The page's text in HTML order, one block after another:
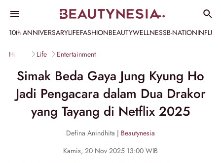
10th ANNIVERSARYLIFEFASHIONBEAUTYWELLNESSB-NATION
Home Life Entertainment
Simak Beda Gaya Jung Kyung Ho
Jadi Pengacara dalam Dua Drakor
yang Tayang di Netflix 2025
Defina Anindhita | Beautynesia
Kamis, 20 Nov 2025 13:00 WIB